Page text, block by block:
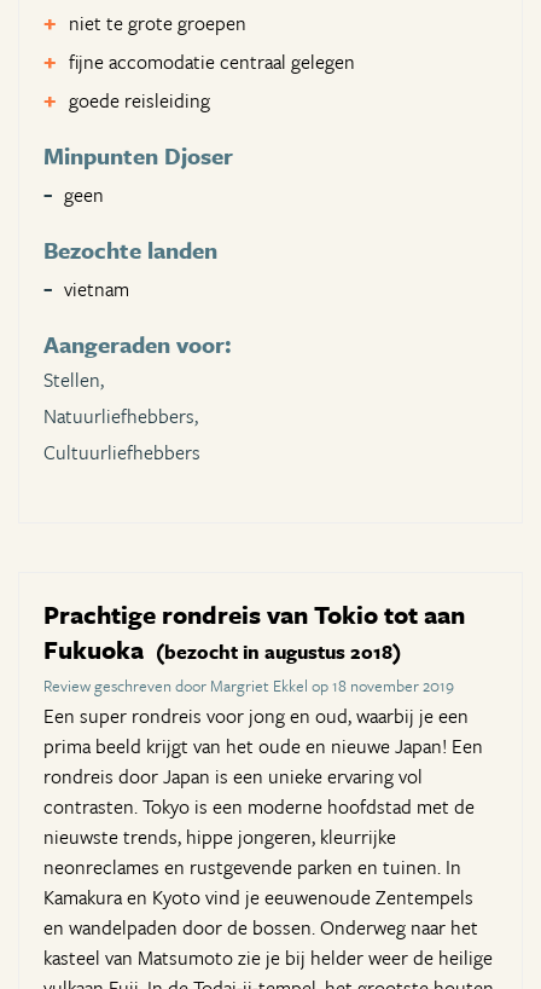
niet te grote groepen
fijne accomodatie centraal gelegen
goede reisleiding
Minpunten Djoser
geen
Bezochte landen
vietnam
Aangeraden voor:
Stellen,
Natuurliefhebbers,
Cultuurliefhebbers
Prachtige rondreis van Tokio tot aan
Fukuoka (bezocht in augustus 2018)
Review geschreven door Margriet Ekkel op 18 november 2019
Een super rondreis voor jong en oud, waarbij je een
prima beeld krijgt van het oude en nieuwe Japan! Een
rondreis door Japan is een unieke ervaring vol
contrasten. Tokyo is een moderne hoofdstad met de
nieuwste trends, hippe jongeren, kleurrijke
neonreclames en rustgevende parken en tuinen. In
Kamakura en Kyoto vind je eeuwenoude Zentempels
en wandelpaden door de bossen. Onderweg naar het
kasteel van Matsumoto zie je bij helder weer de heilige